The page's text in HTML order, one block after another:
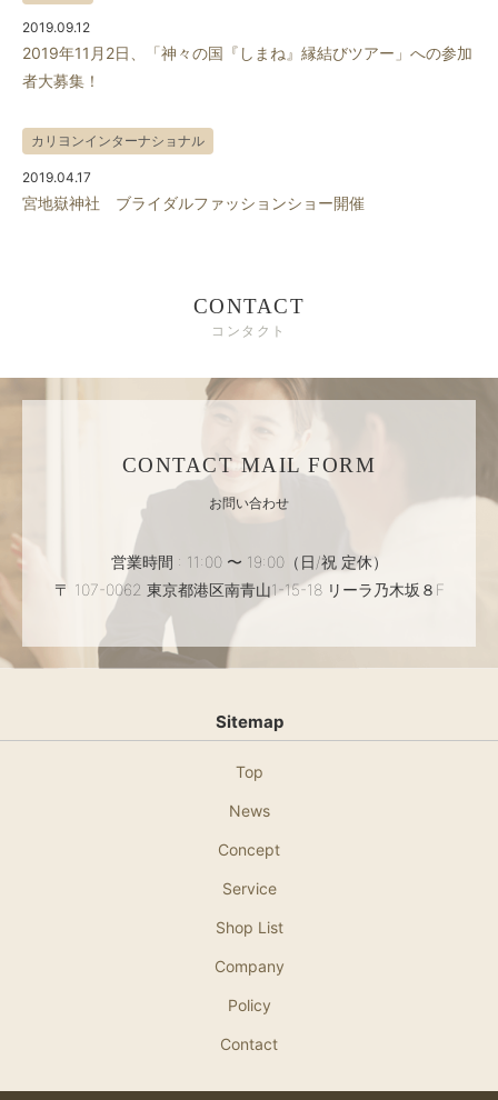
2019.09.12
2019年11月2日、「神々の国『しまね』縁結びツアー」への参加
者大募集！
カリヨンインターナショナル
2019.04.17
宮地嶽神社 ブライダルファッションショー開催
CONTACT
コンタクト
CONTACT MAIL FORM
お問い合わせ
営業時間 : 11:00 〜 19:00（日/祝 定休）
〒 107-0062 東京都港区南青山1-15-18 リーラ乃木坂８F
Sitemap
Top
News
Concept
Service
Shop List
Company
Policy
Contact